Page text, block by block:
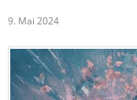
9. Mai 2024